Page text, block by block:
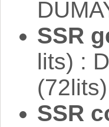
SSR
lits) :
SSR